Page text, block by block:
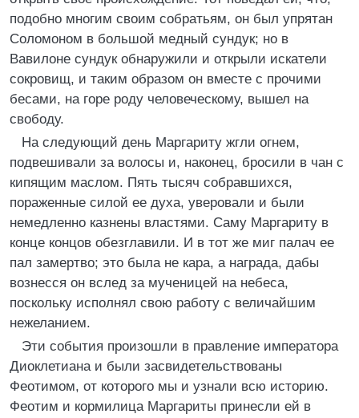
подобно многим своим собратьям, он был упрятан
Соломоном в большой медный сундук; но в
Вавилоне сундук обнаружили и открыли искатели
сокровищ, и таким образом он вместе с прочими
бесами, на горе роду человеческому, вышел на
свободу.
На следующий день Маргариту жгли огнем,
подвешивали за волосы и, наконец, бросили в чан с
кипящим маслом. Пять тысяч собравшихся,
пораженные силой ее духа, уверовали и были
немедленно казнены властями. Саму Маргариту в
конце концов обезглавили. И в тот же миг палач ее
пал замертво; это была не кара, а награда, дабы
вознесся он вслед за мученицей на небеса,
поскольку исполнял свою работу с величайшим
нежеланием.
Эти события произошли в правление императора
Диоклетиана и были засвидетельствованы
Феотимом, от которого мы и узнали всю историю.
Феотим и кормилица Маргариты принесли ей в